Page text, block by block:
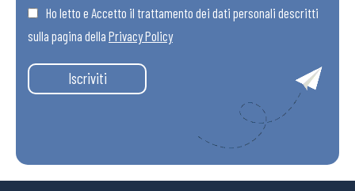
Ho letto e Accetto il trattamento dei dati personali descritti
sulla pagina della Privacy Policy
Iscriviti